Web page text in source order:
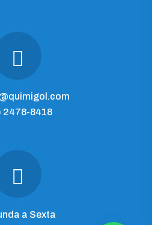
2478-8418
a Sexta